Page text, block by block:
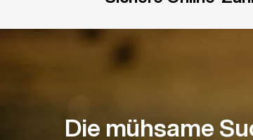
Die mühsame